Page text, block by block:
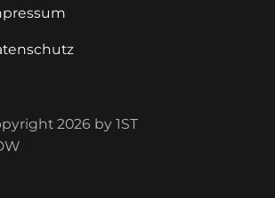
2026 by 1ST